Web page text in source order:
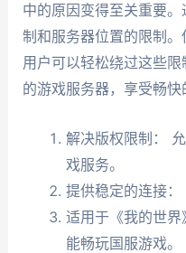
中的原因变得至关重要
制和服务器位置的限制
用户可以轻松绕过这些
的游戏服务器，享受畅快
解决版权限制：
戏服务。
提供稳定的连接：
适用于《我的世
能畅玩国服游戏。